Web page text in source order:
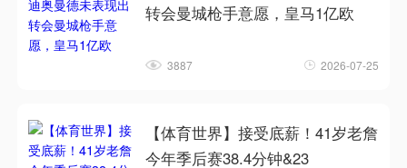
转会曼城枪手意愿，皇马1亿欧
3887 2026-07-25
【体育世界】接受底薪！41岁老詹
今年季后赛38.4分钟&23